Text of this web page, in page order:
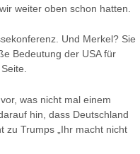
weiter oben schon hatten.
Und Merkel? Sie
Bedeutung der USA für
was nicht mal einem
hin, dass Deutschland
zu Trumps „Ihr macht nicht